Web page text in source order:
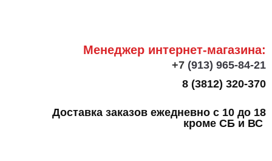
Менеджер интернет-магазина:
+7 (913) 965-84-21
8 (3812) 320-370
Доставка заказов ежедневно с 10 до 18
кроме СБ и ВС